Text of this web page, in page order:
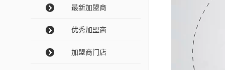
最新加盟商
优秀加盟商
加盟商门店